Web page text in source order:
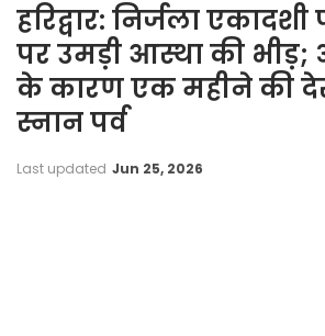
हरिद्वार: निर्जला
पर उमड़ी आस्था की
के कारण एक महीने की
स्नान पर्व
Last updated Jun 25, 2026